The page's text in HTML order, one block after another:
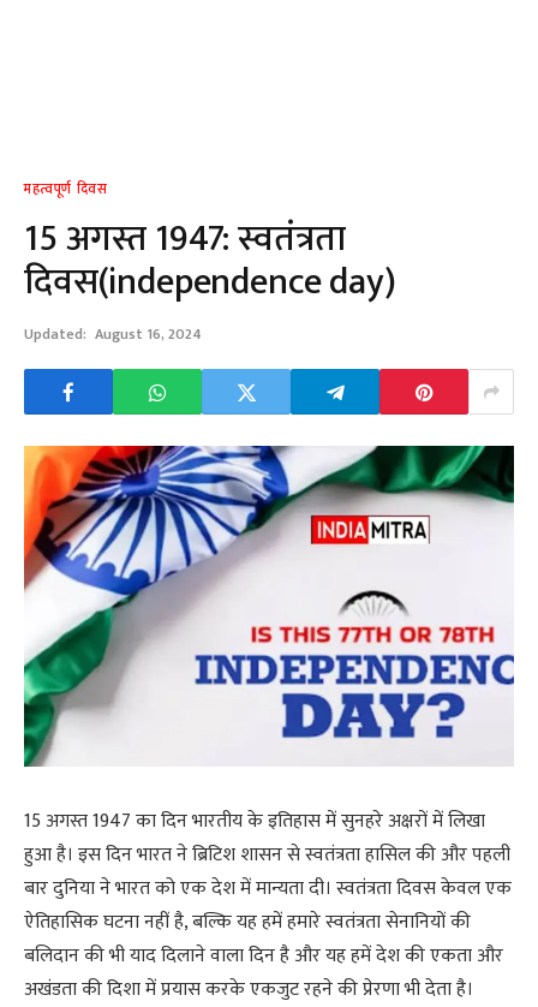
महत्वपूर्ण दिवस
15 अगस्त 1947: स्वतंत्रता
दिवस(independence day)
Updated: August 16, 2024
15 अगस्त 1947 का दिन भारतीय के इतिहास में सुनहरे अक्षरों में लिखा
हुआ है। इस दिन भारत ने ब्रिटिश शासन से स्वतंत्रता हासिल की और पहली
बार दुनिया ने भारत को एक देश में मान्यता दी। स्वतंत्रता दिवस केवल एक
ऐतिहासिक घटना नहीं है, बल्कि यह हमें हमारे स्वतंत्रता सेनानियों की
बलिदान की भी याद दिलाने वाला दिन है और यह हमें देश की एकता और
अखंडता की दिशा में प्रयास करके एकजुट रहने की प्रेरणा भी देता है।